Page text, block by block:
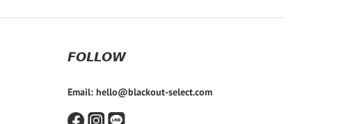
𝙁𝙊𝙇𝙇𝙊𝙒
Email: hello@blackout-select.com